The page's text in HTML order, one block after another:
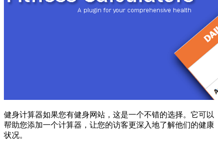
健身计算器如果您有健身网站，这是一个不错的选择。它可以
帮助您添加一个计算器，让您的访客更深入地了解他们的健康
状况。